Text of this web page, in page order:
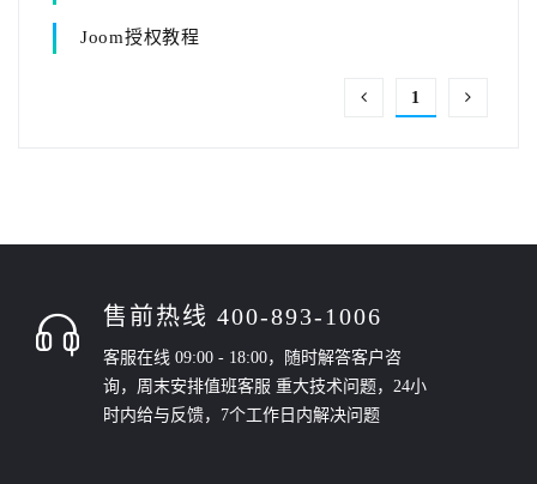
Joom授权教程
1
售前热线 400-893-1006
客服在线 09:00 - 18:00，随时解答客户咨
询，周末安排值班客服 重大技术问题，24小
时内给与反馈，7个工作日内解决问题